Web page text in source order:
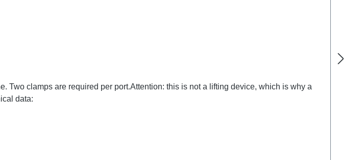
Two clamps are required per port.Attention: this is not a lifting device, which is why a
data: